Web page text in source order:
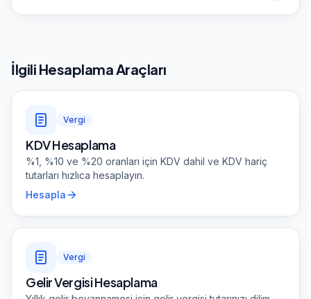
İlgili Hesaplama Araçları
Vergi
KDV Hesaplama
%1, %10 ve %20 oranları için KDV dahil ve KDV hariç
tutarları hızlıca hesaplayın.
Hesapla
Vergi
Gelir Vergisi Hesaplama